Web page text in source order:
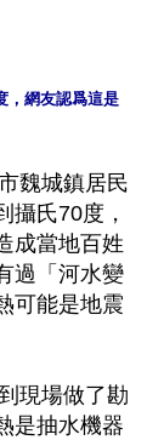
，網友認爲這是
魏城鎮居民
攝氏70度，
成當地百姓
過「河水變
可能是地震
現場做了勘
是抽水機器